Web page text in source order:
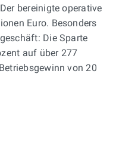
bereinigte operative
Euro. Besonders
Die Sparte
auf über 277
von 20